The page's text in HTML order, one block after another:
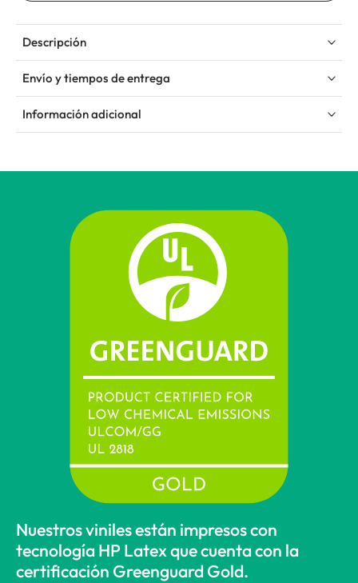
Descripción
Envío y tiempos de entrega
Información adicional
Nuestros viniles están impresos con
tecnología HP Latex que cuenta con la
certificación Greenguard Gold.